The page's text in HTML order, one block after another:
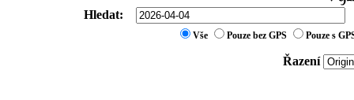
Hledat:
Vše Pouze bez GPS Pouze s
Řazení